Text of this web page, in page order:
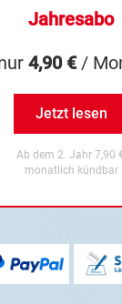
Jahresabo
4,90 €/
Jetzt lesen
Ab dem 2. Jahr 7,90
monatlich kündbar